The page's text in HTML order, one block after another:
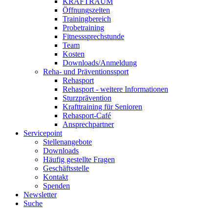
Öffnungszeiten
Trainingbereich
Probetraining
Fitnesssprechstunde
Team
Kosten
Downloads/Anmeldung
Reha- und Präventionssport
Rehasport
Rehasport - weitere Informationen
Sturzprävention
Krafttraining für Senioren
Rehasport-Café
Ansprechpartner
Servicepoint
Stellenangebote
Downloads
Häufig gestellte Fragen
Geschäftsstelle
Kontakt
Spenden
Newsletter
Suche